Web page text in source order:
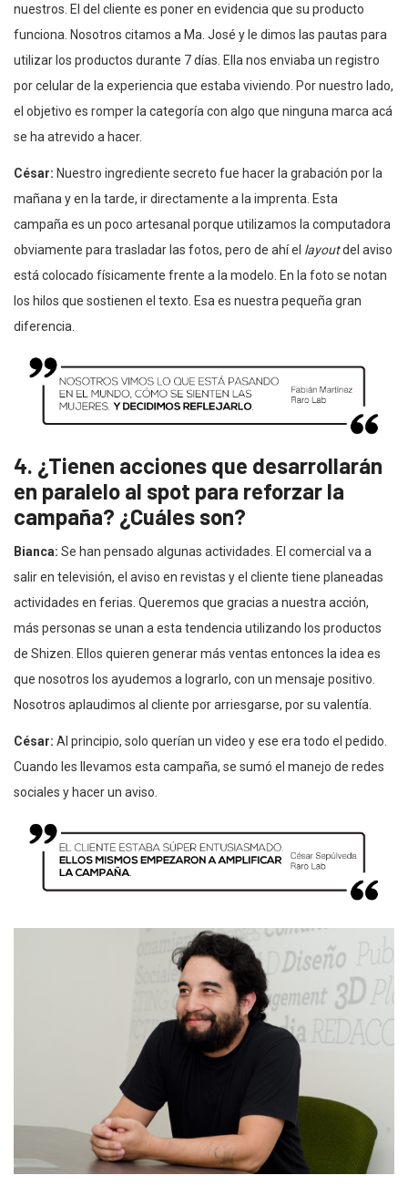
nuestros. El del cliente es poner en evidencia que su producto
funciona. Nosotros citamos a Ma. José y le dimos las pautas para
utilizar los productos durante 7 días. Ella nos enviaba un registro
por celular de la experiencia que estaba viviendo. Por nuestro lado,
el objetivo es romper la categoría con algo que ninguna marca acá
se ha atrevido a hacer.
César: Nuestro ingrediente secreto fue hacer la grabación por la
mañana y en la tarde, ir directamente a la imprenta. Esta
campaña es un poco artesanal porque utilizamos la computadora
obviamente para trasladar las fotos, pero de ahí el layoutdel aviso
está colocado físicamente frente a la modelo. En la foto se notan
los hilos que sostienen el texto. Esa es nuestra pequeña gran
diferencia.
4. ¿Tienen acciones que desarrollarán
en paralelo al spot para reforzar la
campaña? ¿Cuáles son?
Bianca: Se han pensado algunas actividades. El comercial va a
salir en televisión, el aviso en revistas y el cliente tiene planeadas
actividades en ferias. Queremos que gracias a nuestra acción,
más personas se unan a esta tendencia utilizando los productos
de Shizen. Ellos quieren generar más ventas entonces la idea es
que nosotros los ayudemos a lograrlo, con un mensaje positivo.
Nosotros aplaudimos al cliente por arriesgarse, por su valentía.
César: Al principio, solo querían un video y ese era todo el pedido.
Cuando les llevamos esta campaña, se sumó el manejo de redes
sociales y hacer un aviso.